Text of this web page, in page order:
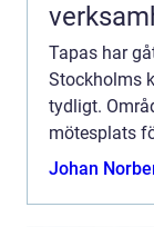
Tapas har
Stockholms
tydligt.
mötesplats
stämning
Johan